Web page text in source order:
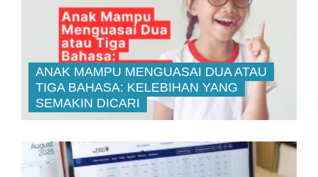
ANAK MAMPU MENGUASAI DUA ATAU
TIGA BAHASA: KELEBIHAN YANG
SEMAKIN DICARI